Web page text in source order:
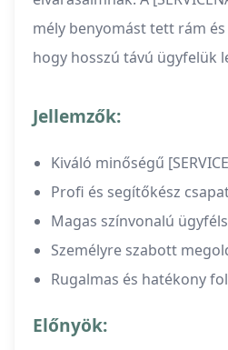
mély benyomást tett rám
hogy hosszú távú ügyfelük
Jellemzők:
Kiváló minőségű
Profi és segítőkész
Magas színvonalú
Személyre szabott
Rugalmas és hatékony
Előnyök: